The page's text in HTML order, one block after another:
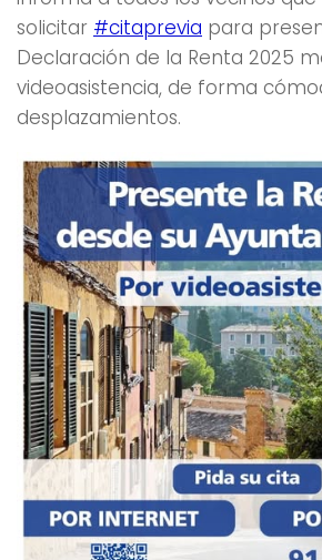
solicitar #citaprevia para
Declaración de la Renta 2025
videoasistencia, de forma
desplazamientos.